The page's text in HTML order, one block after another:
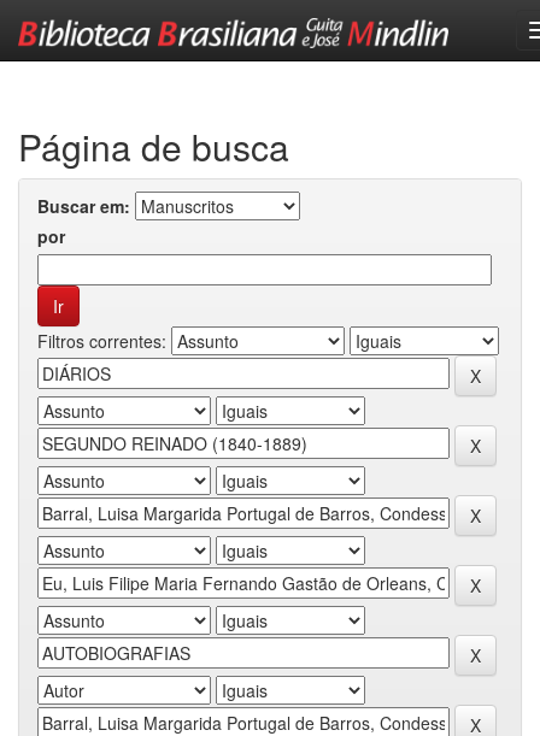
Página de busca
Buscar em:
por
Filtros correntes: